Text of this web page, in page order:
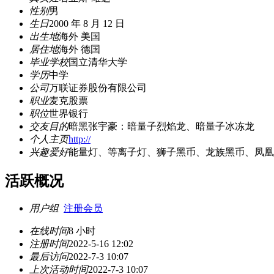
性别男
生日2000 年 8 月 12 日
出生地海外 美国
居住地海外 德国
毕业学校国立清华大学
学历中学
公司万联证券股份有限公司
职业麦克股票
职位世界银行
交友目的暗黑张宇豪：暗量子烈焰龙、暗量子冰冻龙
个人主页http://
兴趣爱好能量灯、等离子灯、狮子黑币、龙族黑币、凤
活跃概况
用户组 注册会员
在线时间8 小时
注册时间2022-5-16 12:02
最后访问2022-7-3 10:07
上次活动时间2022-7-3 10:07